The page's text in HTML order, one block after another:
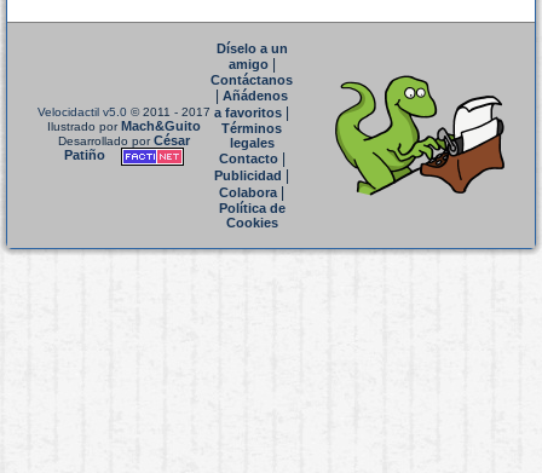
Velocidactil v5.0 © 2011 - 2017
Ilustrado porMach&Guito
Desarrollado porCésar
Patiño
Díselo a un
amigo|
Contáctanos
Añádenos
a favoritos
Términos
legales
Contacto|
Publicidad
Colabora|
Política de
Cookies